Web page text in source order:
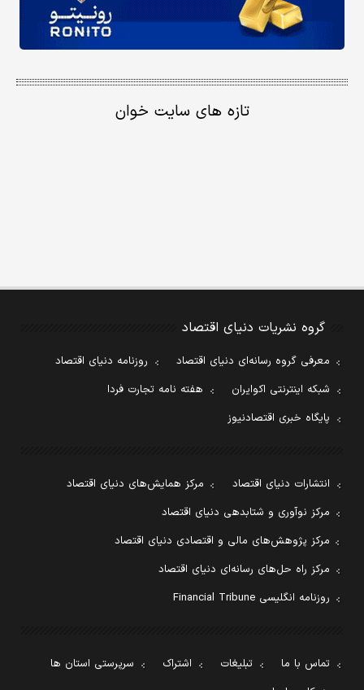
تازه های سایت خوان
گروه نشریات دنیای اقتصاد
معرفی گروه رسانه‌ای دنیای اقتصاد
روزنامه دنیای اقتصاد
شبکه اینترنتی اکوایران
هفته نامه تجارت فردا
پایگاه خبری اقتصادنیوز
انتشارات دنیای اقتصاد
مرکز همایش‌های دنیای اقتصاد
مرکز نوآوری و شتابدهی دنیای اقتصاد
مرکز پژوهش‌های مالی و اقتصادی دنیای اقتصاد
مرکز راه حل‌های رسانه‌ای دنیای اقتصاد
روزنامه انگلیسی Financial Tribune
تماس با ما تبلیغات اشتراک
سرپرستی استان ها